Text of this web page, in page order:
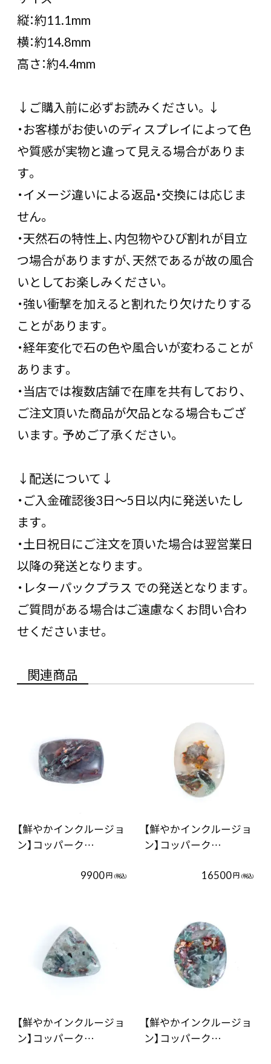
縦：約11.1mm
横：約14.8mm
高さ：約4.4mm
↓ご購入前に必ずお読みください。↓
・お客様がお使いのディスプレイによって色
や質感が実物と違って見える場合がありま
す。
・イメージ違いによる返品・交換には応じま
せん。
・天然石の特性上、内包物やひび割れが目立
つ場合がありますが、天然であるが故の風合
いとしてお楽しみください。
・強い衝撃を加えると割れたり欠けたりする
ことがあります。
・経年変化で石の色や風合いが変わることが
あります。
・当店では複数店舗で在庫を共有しており、
ご注文頂いた商品が欠品となる場合もござ
います。予めご了承ください。
↓配送について↓
・ご入金確認後3日〜5日以内に発送いたし
ます。
・土日祝日にご注文を頂いた場合は翌営業日
以降の発送となります。
・レターパックプラス での発送となります。
ご質問がある場合はご遠慮なくお問い合わ
せくださいませ。
関連商品
【鮮やかインクルージョ
ン】コッパーク…
9900円 (税込)
【鮮やかインクルージョ
ン】コッパーク…
16500円 (税込)
【鮮やかインクルージョ
ン】コッパーク…
【鮮やかインクルージョ
ン】コッパーク…